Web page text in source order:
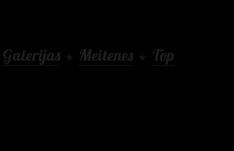
Galerijas Meitenes Top